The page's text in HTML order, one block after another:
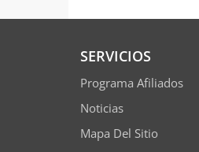
SERVICIOS
Programa Afiliados
Noticias
Mapa Del Sitio